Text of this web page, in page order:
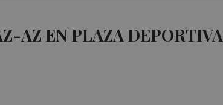
AZ EN PLAZA DEPORTIVA